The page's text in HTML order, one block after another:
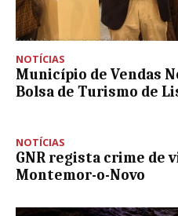
NOTÍCIAS
Município de Vendas
Bolsa de Turismo de
NOTÍCIAS
GNR regista crime de
Montemor-o-Novo